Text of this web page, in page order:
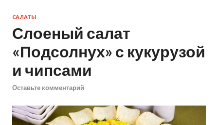
САЛАТЫ
Слоеный салат
«Подсолнух» с кукурузой
и чипсами
Оставьте комментарий